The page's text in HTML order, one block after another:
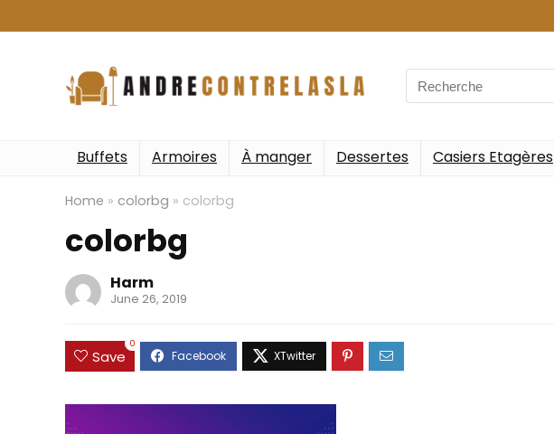
Search
for:
Buffets Armoires À manger Dessertes Casiers Etagères
Home » colorbg » colorbg
colorbg
Harm
June 26, 2019
Save
0